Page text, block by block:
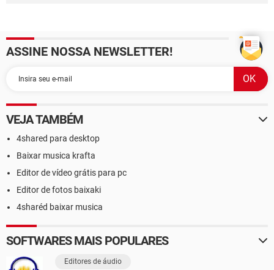
ASSINE NOSSA NEWSLETTER!
VEJA TAMBÉM
4shared para desktop
Baixar musica krafta
Editor de vídeo grátis para pc
Editor de fotos baixaki
4sharéd baixar musica
SOFTWARES MAIS POPULARES
Editores de áudio